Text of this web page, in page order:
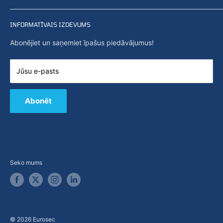
Privātuma politika
Meklēšana
Sākums
Jaunumi
Par mums
Sazināties ar mums
E-veikals
B2B / Piedāvājums
INFORMATĪVAIS IZDEVUMS
Abonējiet un saņemiet īpašus piedāvājumus!
Jūsu e-pasts
Abonēt
Seko mums
© 2026 Eurosec